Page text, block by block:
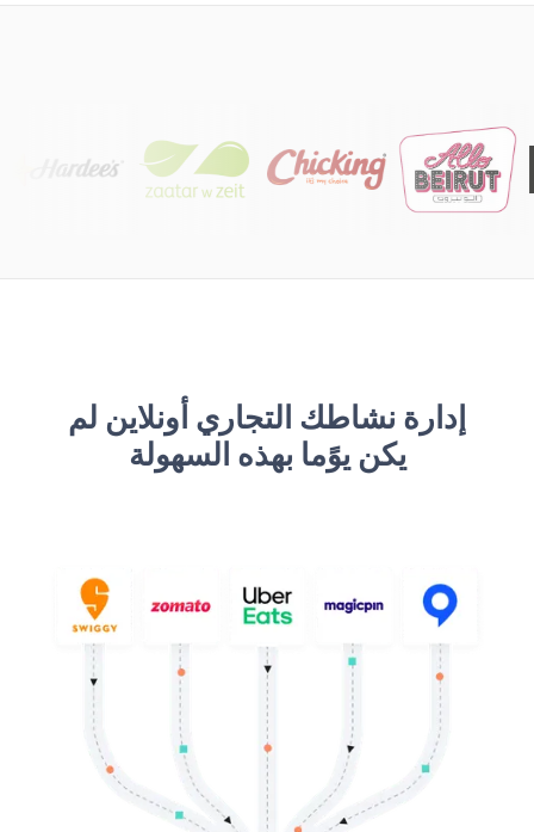
إدارة نشاطك التجاري أونلاين لم
يكن يوًما بهذه السهولة